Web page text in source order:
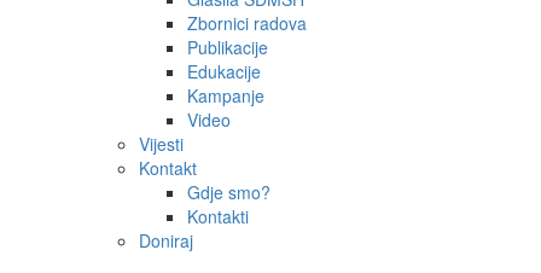
Zbornici radova
Publikacije
Edukacije
Kampanje
Video
Vijesti
Kontakt
Gdje smo?
Kontakti
Doniraj